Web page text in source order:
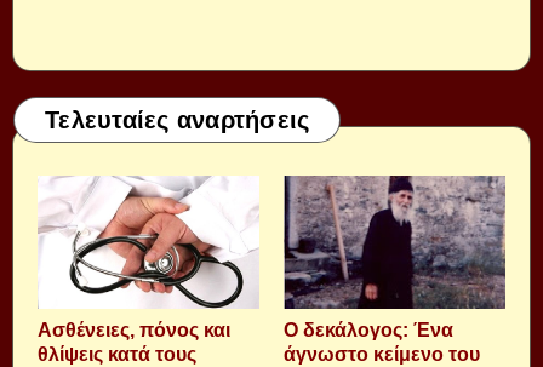
Τελευταίες αναρτήσεις
Aσθένειες, πόνος και
θλίψεις κατά τους
Ο δεκάλογος: Ένα
άγνωστο κείμενο του